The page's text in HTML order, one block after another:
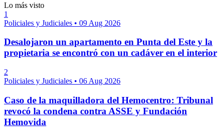
Lo más visto
1
Policiales y Judiciales • 09 Aug 2026
Desalojaron un apartamento en Punta del Este y la
propietaria se encontró con un cadáver en el interior
2
Policiales y Judiciales • 06 Aug 2026
Caso de la maquilladora del Hemocentro: Tribunal
revocó la condena contra ASSE y Fundación
Hemovida